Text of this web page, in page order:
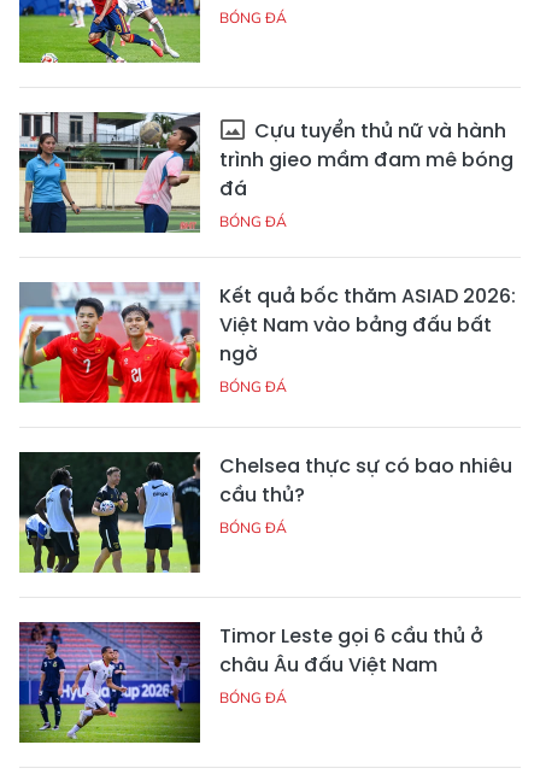
BÓNG ĐÁ
Cựu tuyển thủ nữ và hành
trình gieo mầm đam mê bóng
đá
BÓNG ĐÁ
Kết quả bốc thăm ASIAD 2026:
Việt Nam vào bảng đấu bất
ngờ
BÓNG ĐÁ
Chelsea thực sự có bao nhiêu
cầu thủ?
BÓNG ĐÁ
Timor Leste gọi 6 cầu thủ ở
châu Âu đấu Việt Nam
BÓNG ĐÁ